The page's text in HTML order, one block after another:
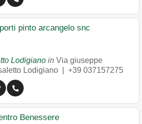
pinto arcangelo snc
Lodigiano in Via giuseppe
Lodigiano +39 037157275
Benessere